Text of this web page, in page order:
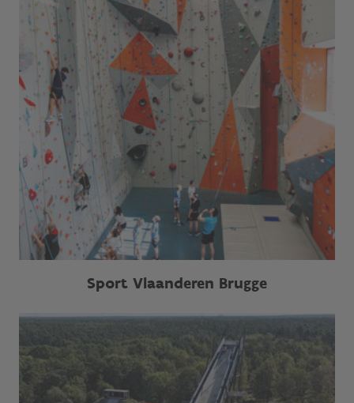
Sport Vlaanderen Brugge